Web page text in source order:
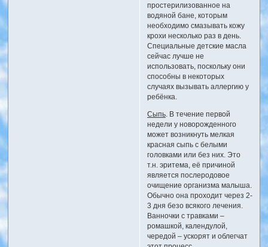
простерилизованное на
водяной бане, которым
необходимо смазывать кожу
крохи несколько раз в день.
Специальные детские масла
сейчас лучше не
использовать, поскольку они
способны в некоторых
случаях вызывать аллергию у
ребёнка.
Сыпь. В течение первой
недели у новорожденного
может возникнуть мелкая
красная сыпь с белыми
головками или без них. Это
т.н. эритема, её причиной
является послеродовое
очищение организма малыша.
Обычно она проходит через 2-
3 дня безо всякого лечения.
Ванночки с травками –
ромашкой, календулой,
чередой – ускорят и облегчат